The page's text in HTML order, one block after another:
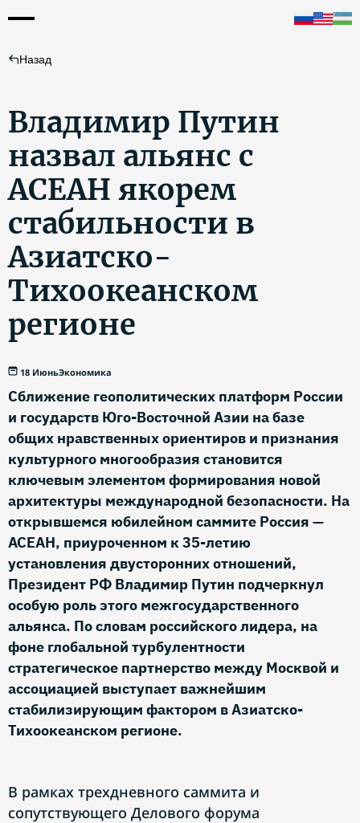
Назад
Владимир Путин
назвал альянс с
АСЕАН якорем
стабильности в
Азиатско-
Тихоокеанском
регионе
18 ИюньЭкономика
Сближение геополитических платформ России
и государств Юго-Восточной Азии на базе
общих нравственных ориентиров и признания
культурного многообразия становится
ключевым элементом формирования новой
архитектуры международной безопасности. На
открывшемся юбилейном саммите Россия —
АСЕАН, приуроченном к 35-летию
установления двусторонних отношений,
Президент РФ Владимир Путин подчеркнул
особую роль этого межгосударственного
альянса. По словам российского лидера, на
фоне глобальной турбулентности
стратегическое партнерство между Москвой и
ассоциацией выступает важнейшим
стабилизирующим фактором в Азиатско-
Тихоокеанском регионе.
В рамках трехдневного саммита и
сопутствующего Делового форума